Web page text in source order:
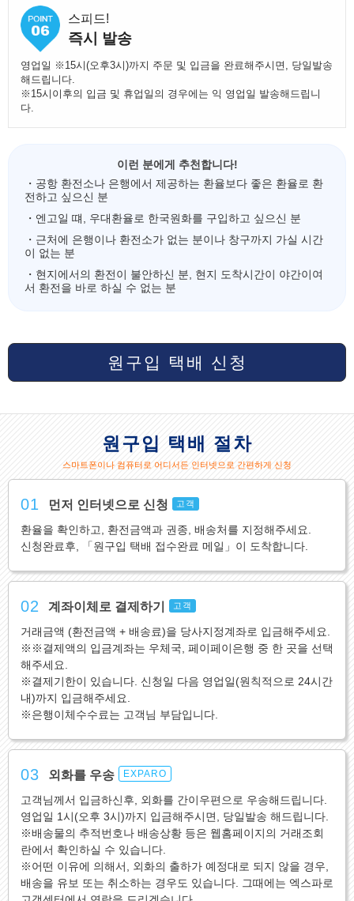
스피드!
즉시 발송
영업일 ※15시(오후3시)까지 주문 및 입금을 완료해주시면, 당일발송
해드립니다.
※15시이후의 입금 및 휴업일의 경우에는 익 영업일 발송해드립니
다.
이런 분에게 추천합니다!
・공항 환전소나 은행에서 제공하는 환율보다 좋은 환율로 환
전하고 싶으신 분
・엔고일 떄, 우대환율로 한국원화를 구입하고 싶으신 분
・근처에 은행이나 환전소가 없는 분이나 창구까지 가실 시간
이 없는 분
・현지에서의 환전이 불안하신 분, 현지 도착시간이 야간이여
서 환전을 바로 하실 수 없는 분
원구입 택배 신청
원구입 택배 절차
스마트폰이나 컴퓨터로 어디서든 인터넷으로 간편하게 신청
01 먼저 인터넷으로 신청 고객
환율을 확인하고, 환전금액과 권종, 배송처를 지정해주세요.
신청완료후, 「원구입 택배 접수완료 메일」이 도착합니다.
02 계좌이체로 결제하기 고객
거래금액 (환전금액 + 배송료)을 당사지정계좌로 입금해주세요.
※※결제액의 입금계좌는 우체국, 페이페이은행 중 한 곳을 선택
해주세요.
※결제기한이 있습니다. 신청일 다음 영업일(원칙적으로 24시간
내)까지 입금해주세요.
※은행이체수수료는 고객님 부담입니다.
03 외화를 우송 EXPARO
고객님께서 입금하신후, 외화를 간이우편으로 우송해드립니다.
영업일 1시(오후 3시)까지 입금해주시면, 당일발송 해드립니다.
※배송물의 추적번호나 배송상황 등은 웹홈페이지의 거래조회
란에서 확인하실 수 있습니다.
※어떤 이유에 의해서, 외화의 출하가 예정대로 되지 않을 경우,
배송을 유보 또는 취소하는 경우도 있습니다. 그때에는 엑스파로